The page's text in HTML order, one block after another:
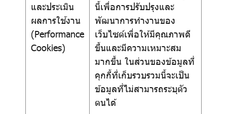
และประเมิน
ผลการใช้งาน
(Performance
Cookies)
นี้เพื่อการปรับปรุงและ
พัฒนาการทำงานของ
เว็บไซต์เพื่อให้มีคุณภาพดี
ขึ้นและมีความเหมาะสม
มากขึ้น ในส่วนของข้อมูลที่
คุกกี้ที่เก็บรวบรวมนี้จะเป็น
ข้อมูลที่ไม่สามารถระบุตัว
ตนได้